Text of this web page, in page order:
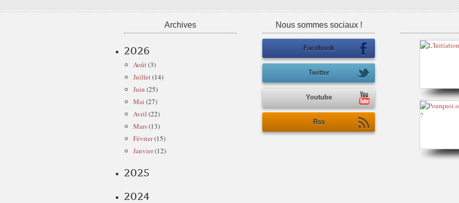
Archives
2026
Août(3)
Juillet(14)
Juin (25)
Mai (27)
Avril (22)
Mars(13)
Février(15)
Janvier(12)
2025
2024
Nous sommes sociaux !
Facebook
Twitter
Youtube
Rss